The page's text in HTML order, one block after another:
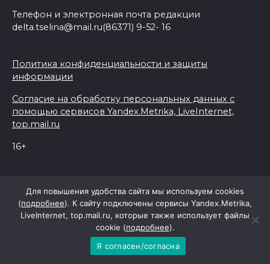
Телефон и электронная почта редакции
delta.tselina@mail.ru(86371) 9-52- 16
Политика конфиденциальности и защиты
информации
Согласие на обработку персональных данных с
помощью сервисов Yandex.Metrika, LiveInternet,
top.mail.ru
16+
При поддержке Правительства Ростовской области
Для повышения удобства сайта мы используем cookies
(подробнее). К сайту подключены сервисы Yandex.Metrika,
LiveInternet, top.mail.ru, которые также использует файлы
cookie (подробнее).
Я согласен/согласна